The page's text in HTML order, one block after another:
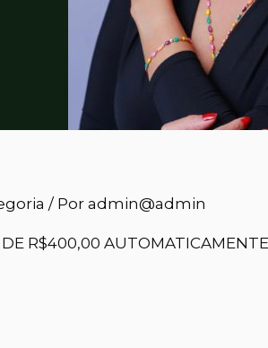
/ Poradmin@admin
R$400,00